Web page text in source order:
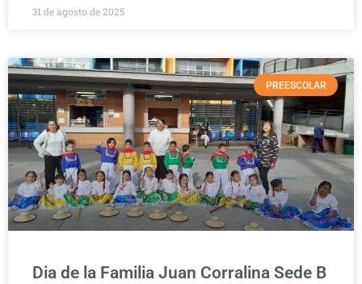
31 de agosto de 2025
PREESCOLAR
Dia de la Familia Juan Corralina Sede B